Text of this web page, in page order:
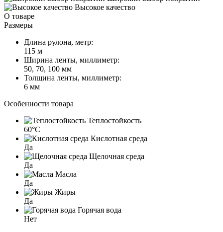
Высокое качество
О товаре
Размеры
Длина рулона, метр:
115 м
Ширина ленты, миллиметр:
50, 70, 100 мм
Толщина ленты, миллиметр:
6 мм
Особенности товара
Теплостойкость
60°C
Кислотная среда
Да
Щелочная среда
Да
Масла
Да
Жиры
Да
Горячая вода
Нет